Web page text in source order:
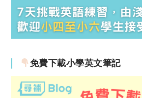
免費下載小學英文筆記